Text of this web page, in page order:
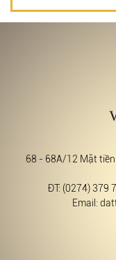
68 - 68A/12 Mặt tiền
ĐT: (0274) 379
Email: